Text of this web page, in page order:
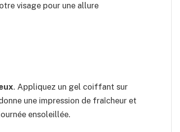
visage pour une allure
. Appliquez un gel coiffant sur
une impression de fraîcheur et
ensoleillée.